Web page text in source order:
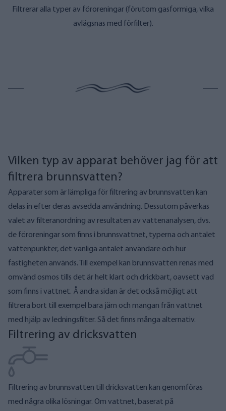
Filtrerar alla typer av föroreningar (förutom gasformiga, vilka
avlägsnas med förfilter).
Vilken typ av apparat behöver jag för att
filtrera brunnsvatten?
Apparater som är lämpliga för filtrering av brunnsvatten kan
delas in efter deras avsedda användning. Dessutom påverkas
valet av filteranordning av resultaten av vattenanalysen, dvs.
de föroreningar som finns i brunnsvattnet, typerna och antalet
vattenpunkter, det vanliga antalet användare och hur
fastigheten används. Till exempel kan brunnsvatten renas med
omvänd osmos tills det är helt klart och drickbart, oavsett vad
som finns i vattnet. Å andra sidan är det också möjligt att
filtrera bort till exempel bara järn och mangan från vattnet
med hjälp av ledningsfilter. Så det finns många alternativ.
Filtrering av dricksvatten
Filtrering av brunnsvatten till dricksvatten kan genomföras
med några olika lösningar. Om vattnet, baserat på